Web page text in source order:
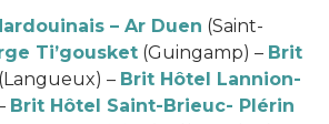
– Ar Duen (Saint-
Ti’gousket (Guingamp) – Brit
(Langueux) – Brit Hôtel Lannion-
Brit Hôtel Saint-Brieuc- Plérin